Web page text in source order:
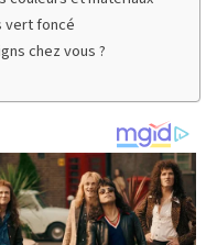
vert foncé
chez vous ?